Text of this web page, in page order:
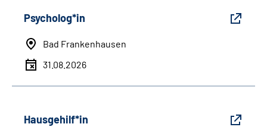
Psycholog*in
Bad Frankenhausen
31.08.2026
Hausgehilf*in